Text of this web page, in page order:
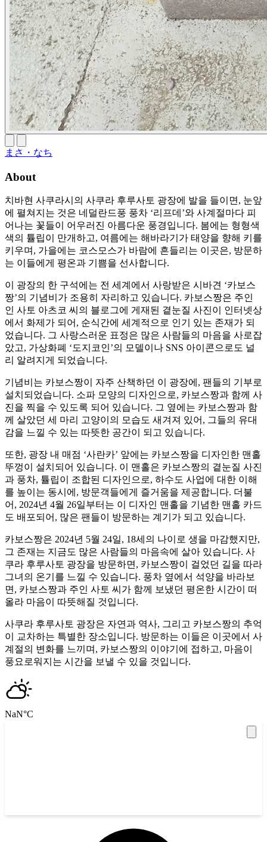
まさ・なち
About
치바현 사쿠라시의 사쿠라 후루사토 광장에 발을 들이면, 눈앞
에 펼쳐지는 것은 네덜란드풍 풍차 ‘리프데’와 사계절마다 피
어나는 꽃들이 어우러진 아름다운 풍경입니다. 봄에는 형형색
색의 튤립이 만개하고, 여름에는 해바라기가 태양을 향해 키를
키우며, 가을에는 코스모스가 바람에 흔들리는 이곳은, 방문하
는 이들에게 평온과 기쁨을 선사합니다.
이 광장의 한 구석에는 전 세계에서 사랑받은 시바견 ‘카보스
짱’의 기념비가 조용히 자리하고 있습니다. 카보스짱은 주인
인 사토 아츠코 씨의 블로그에 게재된 곁눈질 사진이 인터넷상
에서 화제가 되어, 순식간에 세계적으로 인기 있는 존재가 되
었습니다. 그 사랑스러운 표정은 많은 사람들의 마음을 사로잡
았고, 가상화폐 ‘도지코인’의 모델이나 SNS 아이콘으로도 널
리 알려지게 되었습니다.
기념비는 카보스짱이 자주 산책하던 이 광장에, 팬들의 기부로
설치되었습니다. 소파 모양의 디자인으로, 카보스짱과 함께 사
진을 찍을 수 있도록 되어 있습니다. 그 옆에는 카보스짱과 함
께 살았던 세 마리 고양이의 모습도 새겨져 있어, 그들의 유대
감을 느낄 수 있는 따뜻한 공간이 되고 있습니다.
또한, 광장 내 매점 ‘사란카’ 앞에는 카보스짱을 디자인한 맨홀
뚜껑이 설치되어 있습니다. 이 맨홀은 카보스짱의 곁눈질 사진
과 풍차, 튤립이 조합된 디자인으로, 하수도 사업에 대한 이해
를 높이는 동시에, 방문객들에게 즐거움을 제공합니다. 더불
어, 2024년 4월 26일부터는 이 디자인 맨홀을 기념한 맨홀 카드
도 배포되어, 많은 팬들이 방문하는 계기가 되고 있습니다.
카보스짱은 2024년 5월 24일, 18세의 나이로 생을 마감했지만,
그 존재는 지금도 많은 사람들의 마음속에 살아 있습니다. 사
쿠라 후루사토 광장을 방문하면, 카보스짱이 걸었던 길을 따라
그녀의 온기를 느낄 수 있습니다. 풍차 옆에서 석양을 바라보
면, 카보스짱과 주인 사토 씨가 함께 보냈던 평온한 시간이 떠
올라 마음이 따뜻해질 것입니다.
사쿠라 후루사토 광장은 자연과 역사, 그리고 카보스짱의 추억
이 교차하는 특별한 장소입니다. 방문하는 이들은 이곳에서 사
계절의 변화를 느끼며, 카보스짱의 이야기에 접하고, 마음이
풍요로워지는 시간을 보낼 수 있을 것입니다.
NaN°C